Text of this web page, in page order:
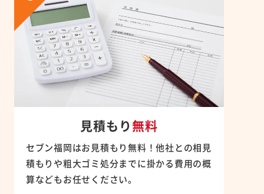
見積もり無料
セブン福岡はお見積もり無料！他社との相見
積もりや粗大ゴミ処分までに掛かる費用の概
算などもお任せください。